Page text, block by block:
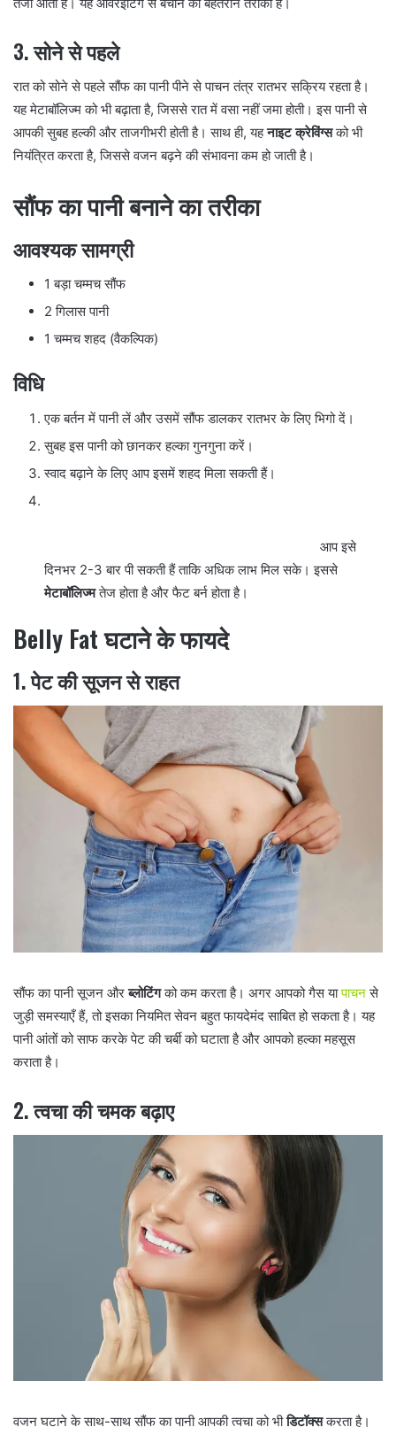
3.सोने से पहले
रात को सोने से पहले सौंफ का पानी पीने से पाचन तंत्र रातभर सक्रिय रहता है।
यह मेटाबॉलिज्म को भी बढ़ाता है, जिससे रात में वसा नहीं जमा होती। इस पानी से
आपकी सुबह हल्की और ताजगीभरी होती है। साथ ही, यहनाइट क्रेविंग्सको भी
नियंत्रित करता है, जिससे वजन बढ़ने की संभावना कम हो जाती है।
सौंफ का पानी बनाने का तरीका
आवश्यक सामग्री
1 बड़ा चम्मच सौंफ
2 गिलास पानी
1 चम्मच शहद (वैकल्पिक)
विधि
एक बर्तन में पानी लें और उसमें सौंफ डालकर रातभर के लिए भिगो दें।
सुबह इस पानी को छानकर हल्का गुनगुना करें।
स्वाद बढ़ाने के लिए आप इसमें शहद मिला सकती हैं।
आप इसे
दिनभर 2-3 बार पी सकती हैं ताकि अधिक लाभ मिल सके। इससे
मेटाबॉलिज्मतेज होता है और फैट बर्न होता है।
Belly Fat घटाने के फायदे
1.पेट की सूजन से राहत
सौंफ का पानी सूजन औरब्लोटिंगको कम करता है। अगर आपको गैस यापाचनसे
जुड़ी समस्याएँ हैं, तो इसका नियमित सेवन बहुत फायदेमंद साबित हो सकता है। यह
पानी आंतों को साफ करके पेट की चर्बी को घटाता है और आपको हल्का महसूस
कराता है।
2.त्वचा की चमक बढ़ाए
वजन घटाने के साथ-साथ सौंफ का पानी आपकी त्वचा को भीडिटॉक्सकरता है।